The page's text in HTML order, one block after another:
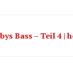
Bass – Teil 4 |